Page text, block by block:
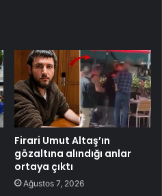
Firari Umut Altaş’ın
gözaltına alındığı anlar
ortaya çıktı
Ağustos 7, 2026